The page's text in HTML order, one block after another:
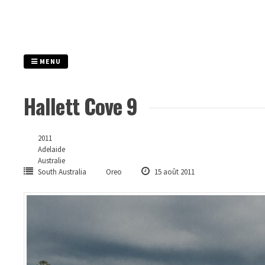
MENU
Hallett Cove 9
2011
Adelaide
Australie
South Australia
Oreo 15 août 2011